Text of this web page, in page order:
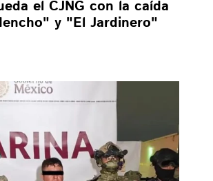
el CJNG con la caída
y "El Jardinero"